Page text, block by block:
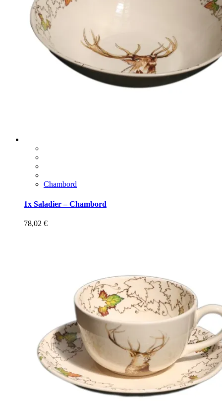
Chambord
1x Saladier – Chambord
78,02 €